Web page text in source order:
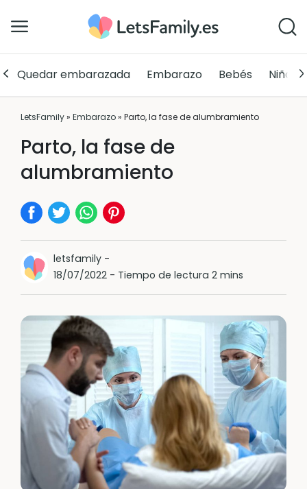
Quedar embarazada Embarazo Bebés Niños
LetsFamily» Embarazo» Parto, la fase de alumbramiento
Parto, la fase de
alumbramiento
letsfamily -
18/07/2022 - Tiempo de lectura 2 mins